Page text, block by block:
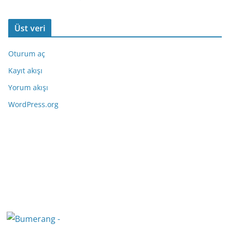
Üst veri
Oturum aç
Kayıt akışı
Yorum akışı
WordPress.org